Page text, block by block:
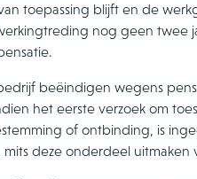
toepassing blijft en de
nog geen twee
beëindigen wegens
het eerste verzoek om
of ontbinding, is
deze onderdeel